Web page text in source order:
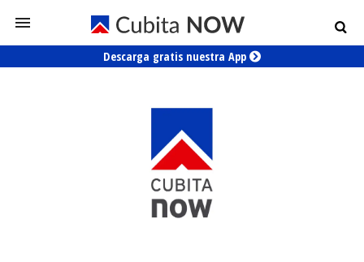
Descarga gratis nuestra App